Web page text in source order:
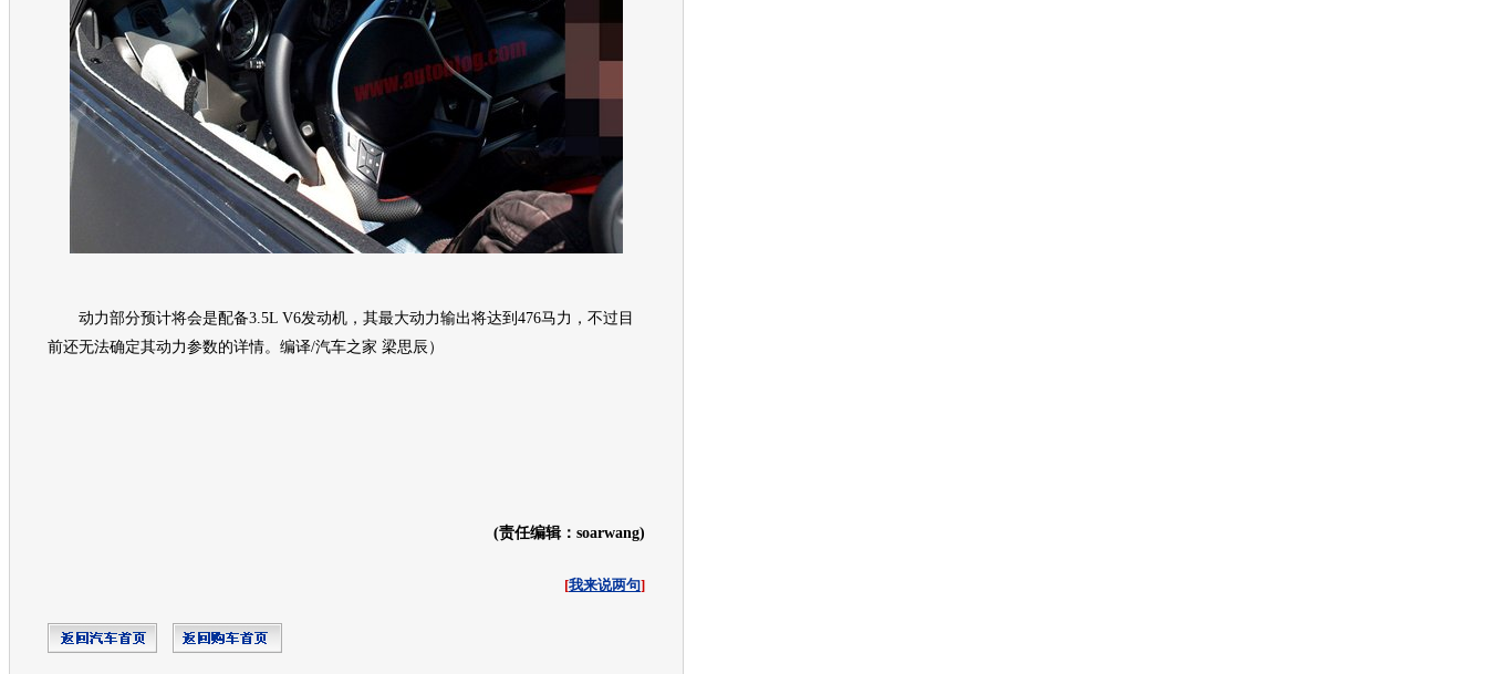
动力部分预计将会是配备3.5L V6发动机 ，其最大动力输出将达到476马力，不过目
前还无法确定其动力参数的详情。编译/汽车之家 梁思辰）
(责任编辑：soarwang)
[我来说两句]